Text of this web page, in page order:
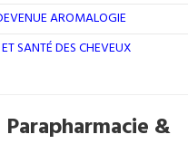
AROMALOGIE
SANTÉ DES CHEVEUX
&